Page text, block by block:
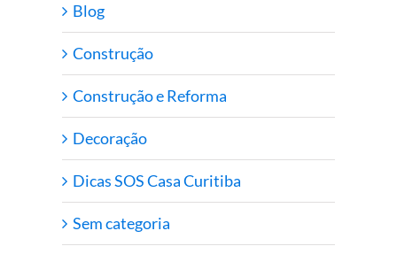
Blog
Construção
Construção e Reforma
Decoração
Dicas SOS Casa Curitiba
Sem categoria